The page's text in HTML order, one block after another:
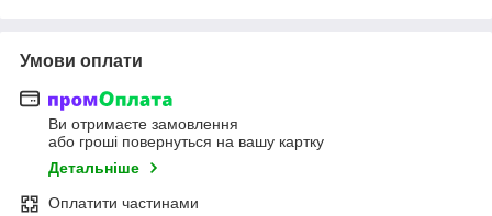
Умови оплати
Ви отримаєте замовлення
або гроші повернуться на вашу картку
Детальніше
Оплатити частинами